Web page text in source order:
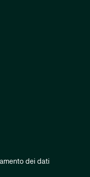
dei dati